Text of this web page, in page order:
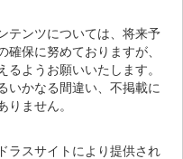
テンツについては、将来予
保に努めておりますが、
ようお願いいたします。
いかなる間違い、不掲載に
ません。
ラスサイトにより提供され